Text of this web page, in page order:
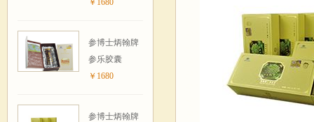
￥1680
参博士炳翰牌
参乐胶囊
￥1680
参博士炳翰牌